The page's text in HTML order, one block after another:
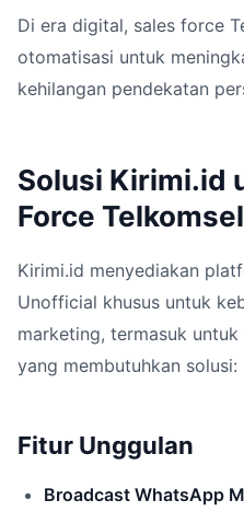
Di era digital, sales force
otomatisasi untuk
kehilangan pendekatan
Solusi Kirimi.id
Force Telkomsel
Kirimi.id menyediakan
Unofficial khusus untuk
marketing, termasuk
yang membutuhkan solusi:
Fitur Unggulan
Broadcast WhatsApp